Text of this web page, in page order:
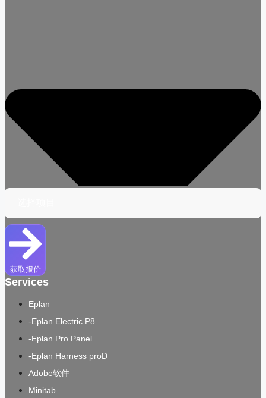
获取报价
Services
Eplan
-Eplan Electric P8
-Eplan Pro Panel
-Eplan Harness proD
Adobe软件
Minitab